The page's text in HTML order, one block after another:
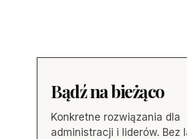
Bądź na bieżąco
Konkretne rozwiązania dla
administracji i liderów. Bez